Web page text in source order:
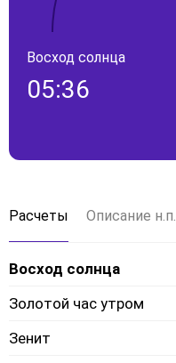
Восход солнца
05:36
Расчеты Описание н.п.
Восход солнца
Золотой час утром
Зенит